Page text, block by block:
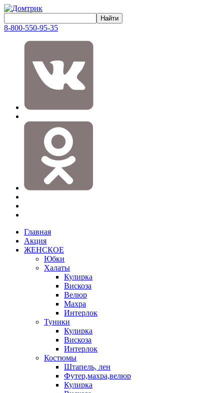
8-800-550-95-35
Главная
Акция
ЖЕНСКОЕ
Юбки
Халаты
Кулирка
Вискоза
Велюр
Махра
Интерлок
Туники
Кулирка
Вискоза
Интерлок
Костюмы
Штапель, лен
Футер,махра,велюр
Кулирка